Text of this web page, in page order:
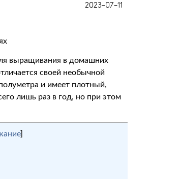
2023-07-11
выращивания в домашних
своей необычной
и имеет плотный,
лишь раз в год, но при этом
]